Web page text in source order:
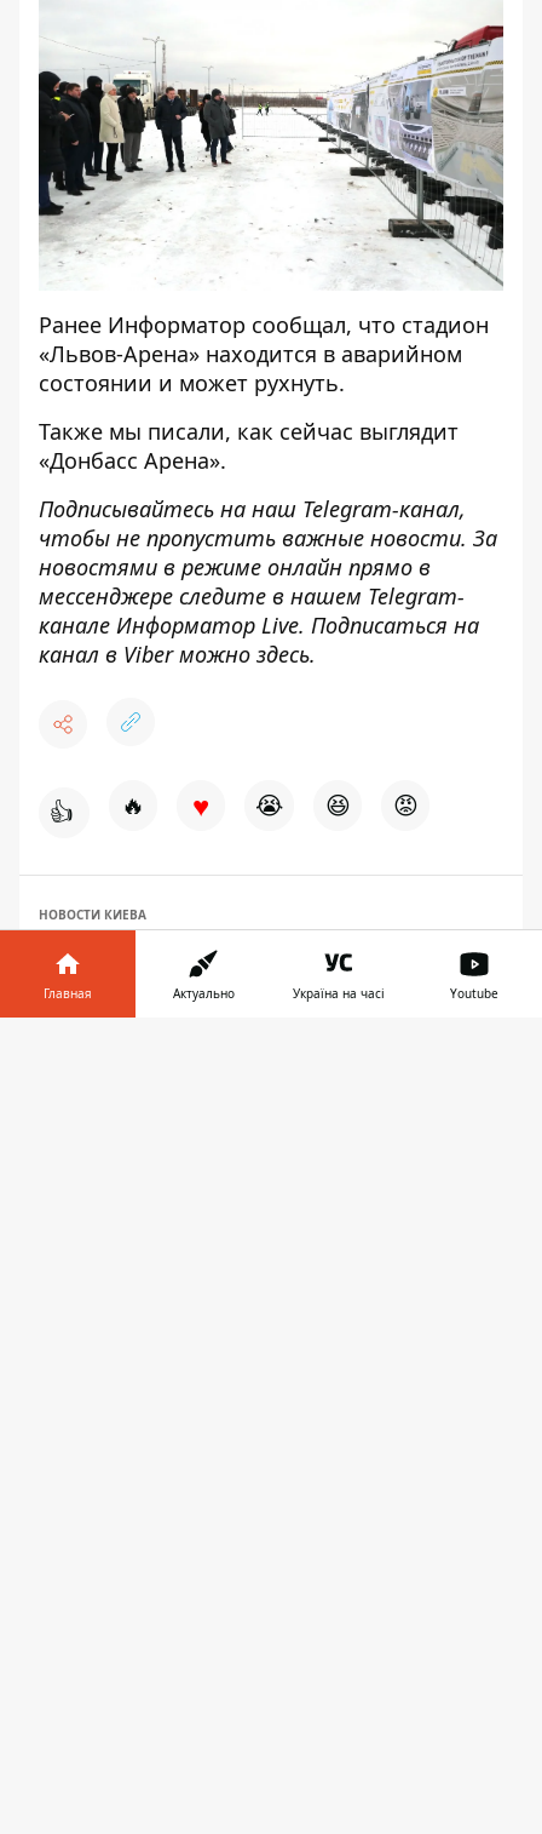
Ранее Информатор сообщал, что стадион
«Львов-Арена» находится в аварийном
состоянии и может рухнуть.
Также мы писали, как сейчас выглядит
«Донбасс Арена».
Подписывайтесь на наш Telegram-канал,
чтобы не пропустить важные новости. За
новостями в режиме онлайн прямо в
мессенджере следите в нашем Telegram-
канале Информатор Live. Подписаться на
канал в Viber можно здесь.
👍 🔥 ♥ 😭 😆 😡
НОВОСТИ КИЕВА
Главная Актуально Україна на часі Youtube